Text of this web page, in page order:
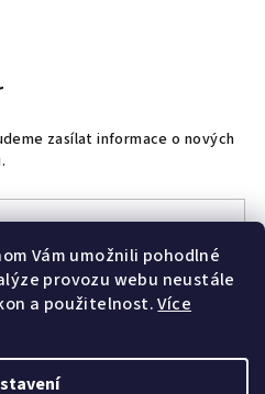
Vám umožnili pohodlné
provozu webu neustále
a použitelnost.Více
zasílat informace o nových
podmínkami ochrany osobních